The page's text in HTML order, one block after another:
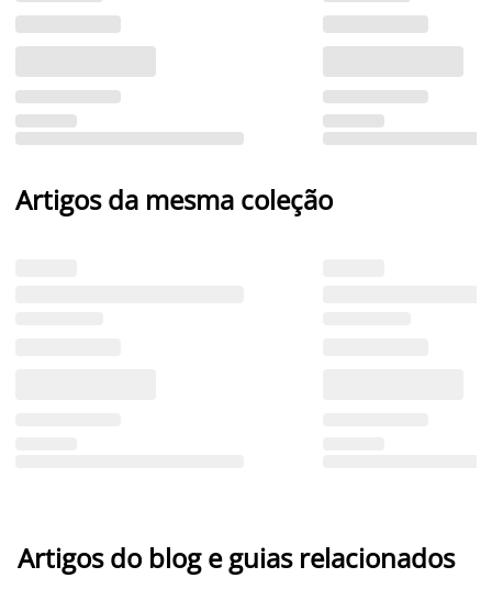
Artigos da mesma coleção
Artigos do blog e guias relacionados